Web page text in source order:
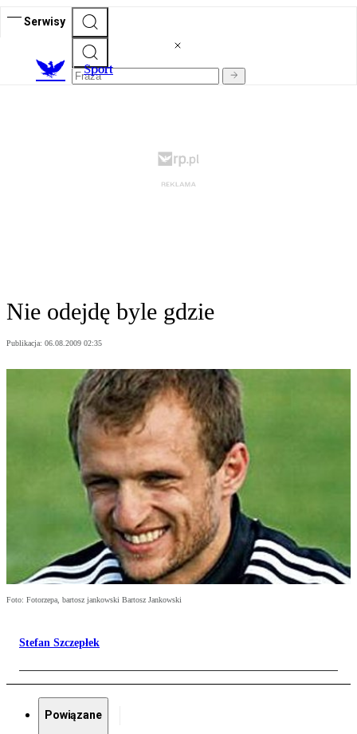
Serwisy
Sport
Nie odejdę byle gdzie
Publikacja: 06.08.2009 02:35
Foto: Fotorzepa, bartosz jankowski Bartosz Jankowski
Stefan Szczepłek
Powiązane